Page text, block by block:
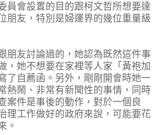
員會設置的目的跟柯文哲所想要達
朋友，特別是婦運界的幾位重量級
朋友討論過的，她認為既然這件事
，她不想要在家裡等人家「黃袍加
了自薦函。另外，剛剛開會時她一
熱鬧、非常有新聞性的事情，同時
案件是事後的動作，對於一個良
理工作做好的政府來說，可能要花
。